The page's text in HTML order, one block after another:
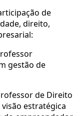
de
direito,
gestão de
de Direito
estratégica